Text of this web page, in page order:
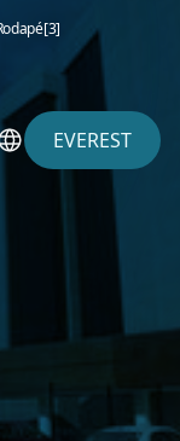
[3]
EVEREST